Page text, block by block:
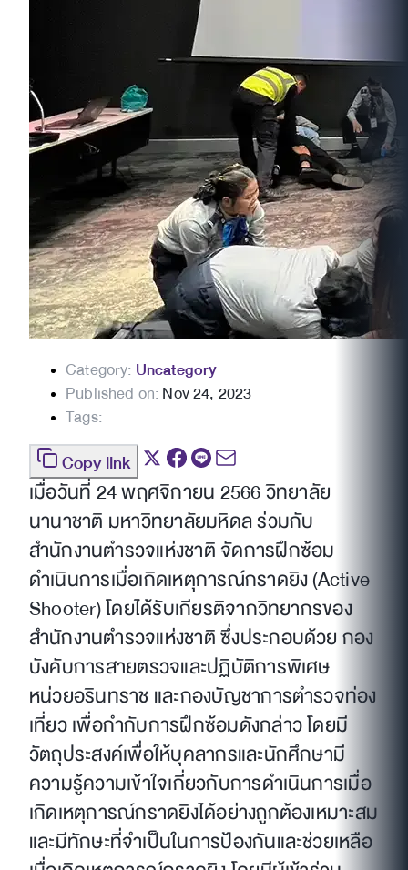
Category: Uncategory
Published on:Nov 24, 2023
Tags:
Copy link
เมื่อวันที่ 24 พฤศจิกายน 2566 วิทยาลัย
นานาชาติ มหาวิทยาลัยมหิดล ร่วมกับ
สำนักงานตำรวจแห่งชาติ จัดการฝึกซ้อม
ดำเนินการเมื่อเกิดเหตุการณ์กราดยิง (Active
Shooter) โดยได้รับเกียรติจากวิทยากรของ
สำนักงานตำรวจแห่งชาติ ซึ่งประกอบด้วย กอง
บังคับการสายตรวจและปฏิบัติการพิเศษ
หน่วยอรินทราช และกองบัญชาการตำรวจท่อง
เที่ยว เพื่อกำกับการฝึกซ้อมดังกล่าว โดยมี
วัตถุประสงค์เพื่อให้บุคลากรและนักศึกษามี
ความรู้ความเข้าใจเกี่ยวกับการดำเนินการเมื่อ
เกิดเหตุการณ์กราดยิงได้อย่างถูกต้องเหมาะสม
และมีทักษะที่จำเป็นในการป้องกันและช่วยเหลือ